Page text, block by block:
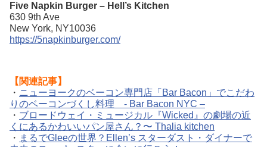
Five Napkin Burger – Hell’s Kitchen
630 9th Ave
New York, NY10036
https://5napkinburger.com/
【関連記事】
・ ニューヨークのベーコン専門店「Bar Bacon」でこだわ
りのベーコンづくし料理 - Bar Bacon NYC –
・ ブロードウェイ・ミュージカル『Wicked』の劇場の近
くにあるかわいいパン屋さん？〜 Thalia kitchen
・ まるでGleeの世界？Ellen’s スターダスト・ダイナーで